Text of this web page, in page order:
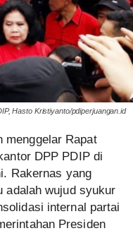
Hasto Kristiyanto/pdiperjuangan.id
menggelar Rapat
DPP PDIP di
Rakernas yang
adalah wujud syukur
internal partai
Presiden